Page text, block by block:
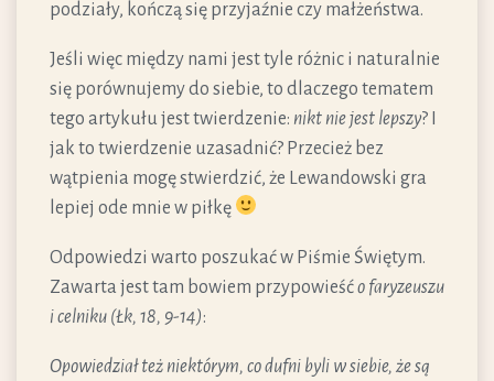
podziały, kończą się przyjaźnie czy małżeństwa.
Jeśli więc między nami jest tyle różnic i naturalnie
się porównujemy do siebie, to dlaczego tematem
tego artykułu jest twierdzenie: nikt nie jest lepszy? I
jak to twierdzenie uzasadnić? Przecież bez
wątpienia mogę stwierdzić, że Lewandowski gra
lepiej ode mnie w piłkę
Odpowiedzi warto poszukać w Piśmie Świętym.
Zawarta jest tam bowiem przypowieśćo faryzeuszu
i celniku (Łk, 18, 9-14):
Opowiedział też niektórym, co dufni byli w siebie, że są